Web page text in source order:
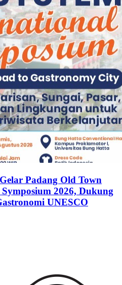
Padang Old Town
2026, Dukung
UNESCO